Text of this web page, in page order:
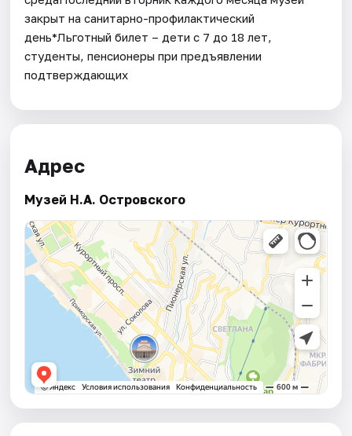
закрыт на санитарно-профилактический
день*Льготный билет – дети с 7 до 18 лет,
студенты, пенсионеры при предъявлении
подтверждающих
Адрес
Музей Н.А. Островского